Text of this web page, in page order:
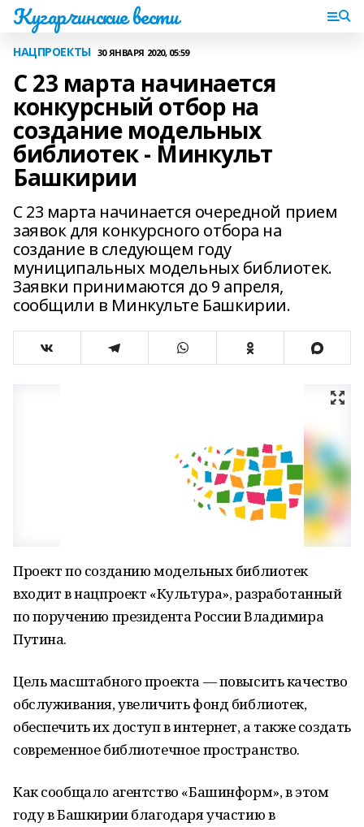
Кугарчинские вести
НАЦПРОЕКТЫ 30 ЯНВАРЯ 2020, 05:59
С 23 марта начинается
конкурсный отбор на
создание модельных
библиотек - Минкульт
Башкирии
С 23 марта начинается очередной прием
заявок для конкурсного отбора на
создание в следующем году
муниципальных модельных библиотек.
Заявки принимаются до 9 апреля,
сообщили в Минкульте Башкирии.
Проект по созданию модельных библиотек
входит в нацпроект «Культура», разработанный
по поручению президента России Владимира
Путина.
Цель масштабного проекта — повысить качество
обслуживания, увеличить фонд библиотек,
обеспечить их доступ в интернет, а также создать
современное библиотечное пространство.
Как сообщало агентство «Башинформ», в этом
году в Башкирии благодаря участию в